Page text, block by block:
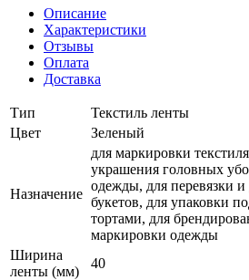
Описание
Характеристики
Отзывы
Оплата
Доставка
Тип
Текстиль ленты
Цвет
Зеленый
Назначение
для маркировки
украшения головных
одежды, для перевязки и
букетов, для упаковки
тортами, для
маркировки одежды
Ширина
ленты (мм)
40